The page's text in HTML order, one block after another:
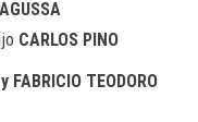
CARLOS PINO
FABRICIO TEODORO